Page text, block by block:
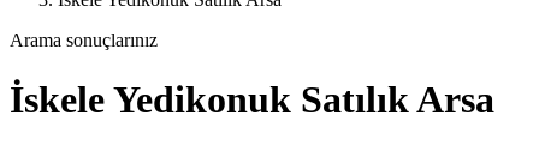
Arama sonuçlarınız
İskele Yedikonuk Satılık Arsa